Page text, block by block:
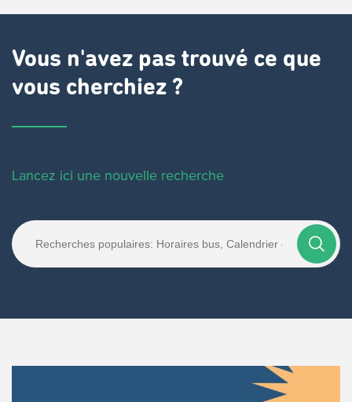
Vous n'avez pas trouvé ce que
vous cherchiez ?
Lancez ici une nouvelle recherche